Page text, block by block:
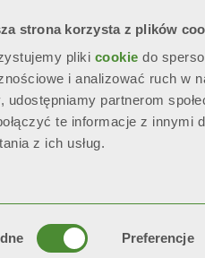
strona korzysta z plików
pliki cookiedo
i analizować ruch w
udostępniamy partnerom
te informacje z
z ich usług.
Preferencje